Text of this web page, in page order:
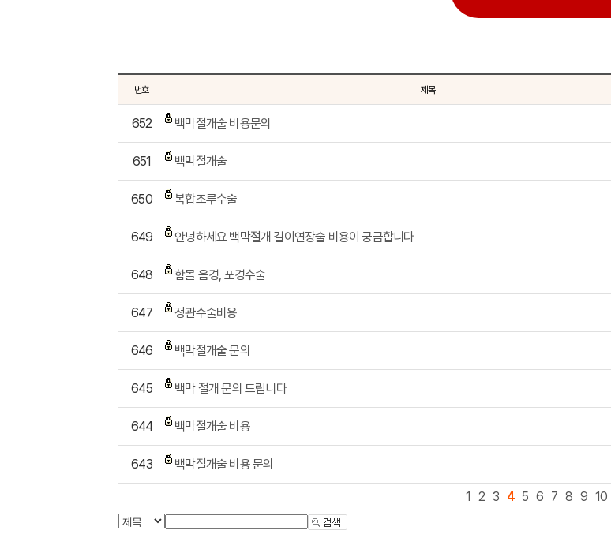
번호 제목
652 백막절개술 비용문의
651 백막절개술
650 복합조루수술
649 안녕하세요 백막절개 길이연장술 비용이 궁금합니다
648 함몰 음경, 포경수술
647 정관수술비용
646 백막절개술 문의
645 백막 절개 문의 드립니다
644 백막절개술 비용
643 백막절개술 비용 문의
1 2 3 4 5 6 7 8 9 10